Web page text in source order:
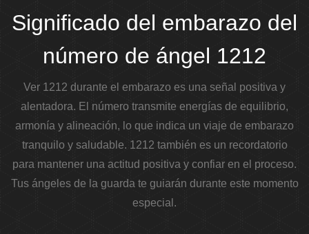
Significado del embarazo del
número de ángel 1212
Ver 1212 durante el embarazo es una señal positiva y
alentadora. El número transmite energías de equilibrio,
armonía y alineación, lo que indica un viaje de embarazo
tranquilo y saludable. 1212 también es un recordatorio
para mantener una actitud positiva y confiar en el proceso.
Tus ángeles de la guarda te guiarán durante este momento
especial.